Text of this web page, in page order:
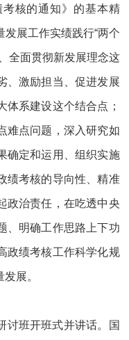
考核的通知》的基本精
展工作实绩践行“两个
全面贯彻新发展理念这
、激励担当、促进发展
体系建设这个结合点；
难点问题，深入研究如
确定和运用、组织实施
绩考核的导向性、精准
政治责任，在吃透中央
、明确工作思路上下功
政绩考核工作科学化规
展。
讨班开班式并讲话。国